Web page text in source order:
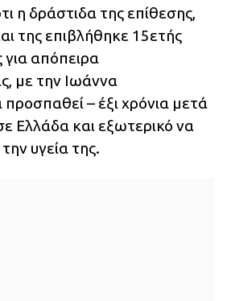
η δράστιδα της επίθεσης,
της επιβλήθηκε 15ετής
για απόπειρα
με την Ιωάννα
– έξι χρόνια μετά
Ελλάδα και εξωτερικό να
υγεία της.